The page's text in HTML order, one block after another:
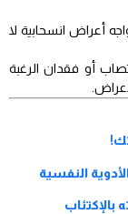
أعراض انسحابية لا
أو فقدان الرغبة
النفسية